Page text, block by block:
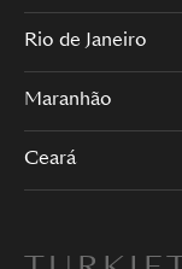
Rio de Janeiro
Maranhão
Ceará